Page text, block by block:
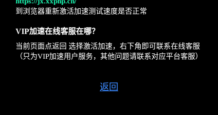
到浏览器重新激活加速测试速度是否正常
VIP加速在线客服在哪？
当前页面点返回 选择激活加速，右下角即可联系在线客服
（只为VIP加速用户服务，其他问题请联系对应平台客服）
返回